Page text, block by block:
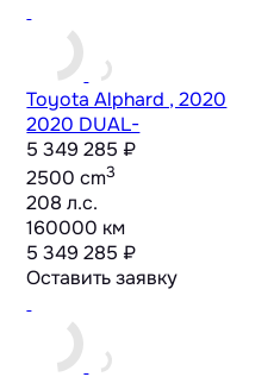
Toyota Alphard , 2020
2020 DUAL-
5 349 285 ₽
2500 cm3
208 л.с.
160000 км
5 349 285 ₽
Оставить заявку